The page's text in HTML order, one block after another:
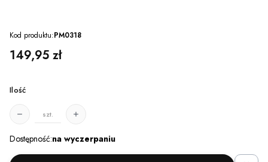
Kod produktu:PM0318
Cena
149,95 zł
Ilość
szt.
Dostępność:na wyczerpaniu